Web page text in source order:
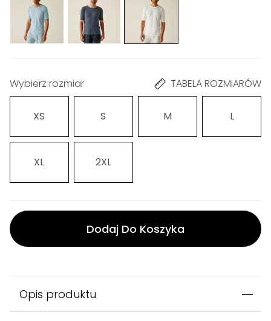
Wybierz rozmiar TABELA ROZMIARÓW
XS S M L
XL 2XL
Dodaj Do Koszyka
Opis produktu